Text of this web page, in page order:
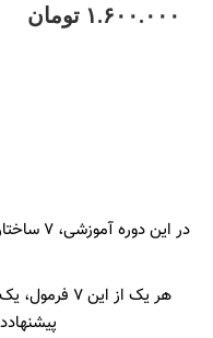
۱.۶۰۰.۰۰۰ تومان
در این
هر یک از